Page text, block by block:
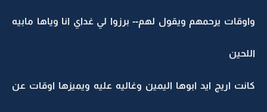
واوقات يرحمهم ويقول لهم-- برزوا لي غداي انا وياها مابيه
اللحين
كانت اريج ايد ابوها اليمين وغاليه عليه ويميزها اوقات عن